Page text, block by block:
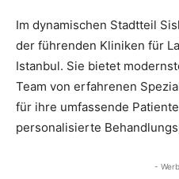
Im dynamischen Stadtteil
der führenden Kliniken für
Istanbul. Sie bietet
Team von erfahrenen
für ihre umfassende
personalisierte
-